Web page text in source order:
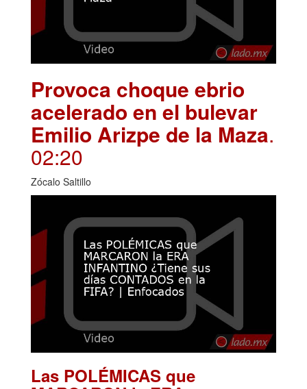
Provoca choque ebrio
acelerado en el bulevar
Emilio Arizpe de la Maza.
02:20
Zócalo Saltillo
Las POLÉMICAS que